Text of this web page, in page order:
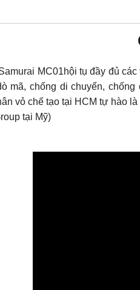
MC01hội tụ đầy đủ
mã, chống di chuyển,
vỏ chế tạo tại HCM tự hào
tại Mỹ)